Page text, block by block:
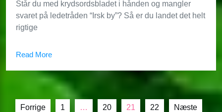
Står du med krydsordsbladet i hånden og mangler
svaret på ledetråden “Irsk by”? Så er du landet det helt
rigtige
Read More
Indlægsinddeling
Forrige 1 … 20 21 22 Næste